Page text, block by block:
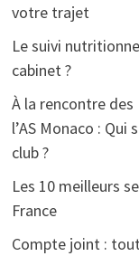
votre trajet
Le suivi
cabinet ?
À la rencontre
l’AS Monaco :
club ?
Les 10 meilleurs
France
Compte joint :